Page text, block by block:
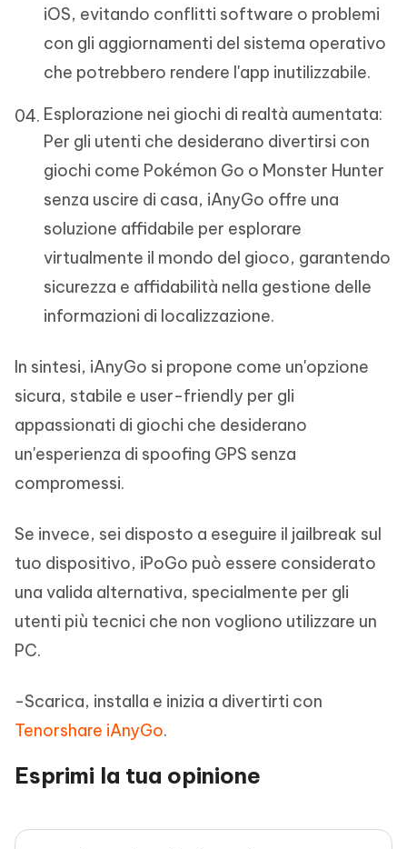
iOS, evitando conflitti software o problemi
con gli aggiornamenti del sistema operativo
che potrebbero rendere l'app inutilizzabile.
Esplorazione nei giochi di realtà aumentata:
Per gli utenti che desiderano divertirsi con
giochi come Pokémon Go o Monster Hunter
senza uscire di casa, iAnyGo offre una
soluzione affidabile per esplorare
virtualmente il mondo del gioco, garantendo
sicurezza e affidabilità nella gestione delle
informazioni di localizzazione.
In sintesi, iAnyGo si propone come un'opzione
sicura, stabile e user-friendly per gli
appassionati di giochi che desiderano
un'esperienza di spoofing GPS senza
compromessi.
Se invece, sei disposto a eseguire il jailbreak sul
tuo dispositivo, iPoGo può essere considerato
una valida alternativa, specialmente per gli
utenti più tecnici che non vogliono utilizzare un
PC.
-Scarica, installa e inizia a divertirti con
Tenorshare iAnyGo.
Esprimi la tua opinione